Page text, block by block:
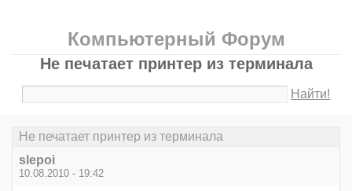
Компьютерный Форум
Не печатает принтер из терминала
Найти!
Не печатает принтер из терминала
slepoi
10.08.2010 - 19:42